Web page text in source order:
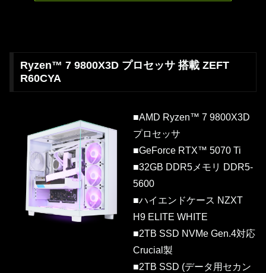
Ryzen™ 7 9800X3D プロセッサ 搭載 ZEFT
R60CYA
■AMD Ryzen™ 7 9800X3D
プロセッサ
■GeForce RTX™ 5070 Ti
■32GB DDR5メモリ DDR5-
5600
■ハイエンドケース NZXT
H9 ELITE WHITE
■2TB SSD NVMe Gen.4対応
Crucial製
■2TB SSD (データ用セカン